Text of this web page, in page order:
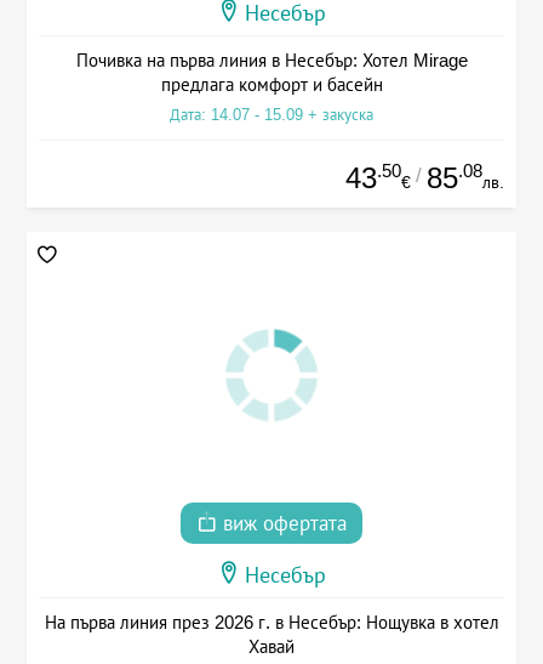
Несебър
Почивка на първа линия в Несебър: Хотел Mirage
предлага комфорт и басейн
Дата: 14.07 - 15.09 + закуска
43.50
€ / 85.08
лв.
виж офертата
Несебър
На първа линия през 2026 г. в Несебър: Нощувка в хотел
Хавай